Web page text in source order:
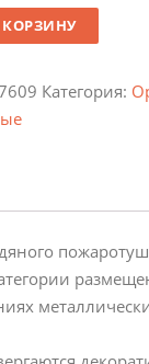
КОРЗИНУ
Категория: